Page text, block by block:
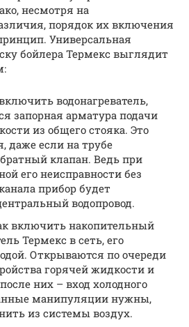
несмотря на
порядок их включения
Универсальная
бойлера Термекс выглядит
водонагреватель,
запорная арматура подачи
из общего стояка. Это
даже если на трубе
клапан. Ведь при
его неисправности без
прибор будет
водопровод.
включить накопительный
Термекс в сеть, его
Открываются по очереди
горячей жидкости и
них – вход холодного
манипуляции нужны,
из системы воздух.